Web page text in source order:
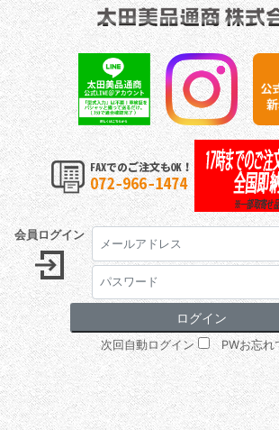
会員ログイン
次回自動ログイン PWお忘れ